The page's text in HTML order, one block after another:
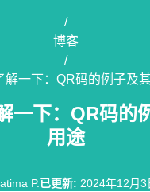
/
博客
/
解一下：QR码的例子及
一下：QR码的
用途
P.已更新: 2024年12月3